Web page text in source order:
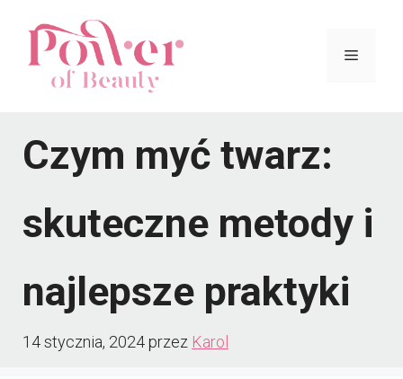
Menu
Czym myć twarz:
skuteczne metody i
najlepsze praktyki
14 stycznia, 2024przez Karol